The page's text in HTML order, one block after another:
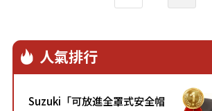
人氣排行
Suzuki「可放進全罩式安全帽